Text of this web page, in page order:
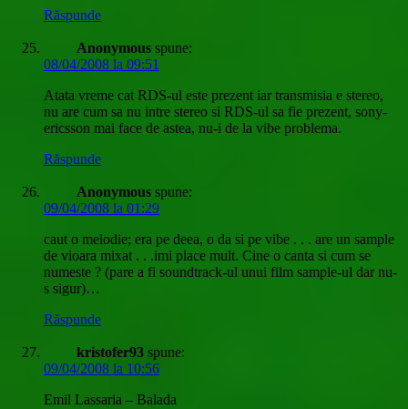
Răspunde
Anonymous spune:
08/04/2008 la 09:51
Atata vreme cat RDS-ul este prezent iar transmisia e stereo,
nu are cum sa nu intre stereo si RDS-ul sa fie prezent, sony-
ericsson mai face de astea, nu-i de la vibe problema.
Răspunde
Anonymous spune:
09/04/2008 la 01:29
caut o melodie; era pe deea, o da si pe vibe . . . are un sample
de vioara mixat . . .imi place mult. Cine o canta si cum se
numeste ? (pare a fi soundtrack-ul unui film sample-ul dar nu-
s sigur)…
Răspunde
kristofer93 spune:
09/04/2008 la 10:56
Emil Lassaria – Balada